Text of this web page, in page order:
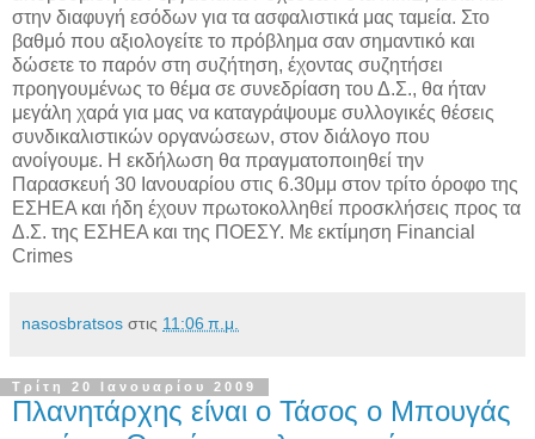
στην διαφυγή εσόδων για τα ασφαλιστικά μας ταμεία. Στο
βαθμό που αξιολογείτε το πρόβλημα σαν σημαντικό και
δώσετε το παρόν στη συζήτηση, έχοντας συζητήσει
προηγουμένως το θέμα σε συνεδρίαση του Δ.Σ., θα ήταν
μεγάλη χαρά για μας να καταγράψουμε συλλογικές θέσεις
συνδικαλιστικών οργανώσεων, στον διάλογο που
ανοίγουμε. Η εκδήλωση θα πραγματοποιηθεί την
Παρασκευή 30 Ιανουαρίου στις 6.30μμ στον τρίτο όροφο της
ΕΣΗΕΑ και ήδη έχουν πρωτοκολληθεί προσκλήσεις προς τα
Δ.Σ. της ΕΣΗΕΑ και της ΠΟΕΣΥ. Με εκτίμηση Financial
Crimes
nasosbratsos στις 11:06 π.μ.
Τρίτη 20 Ιανουαρίου 2009
Πλανητάρχης είναι ο Τάσος ο Μπουγάς